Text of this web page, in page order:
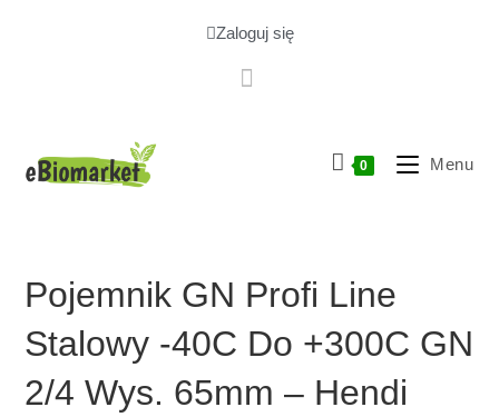
Zaloguj się
0 Menu
Pojemnik GN Profi Line
Stalowy -40C Do +300C GN
2/4 Wys. 65mm – Hendi